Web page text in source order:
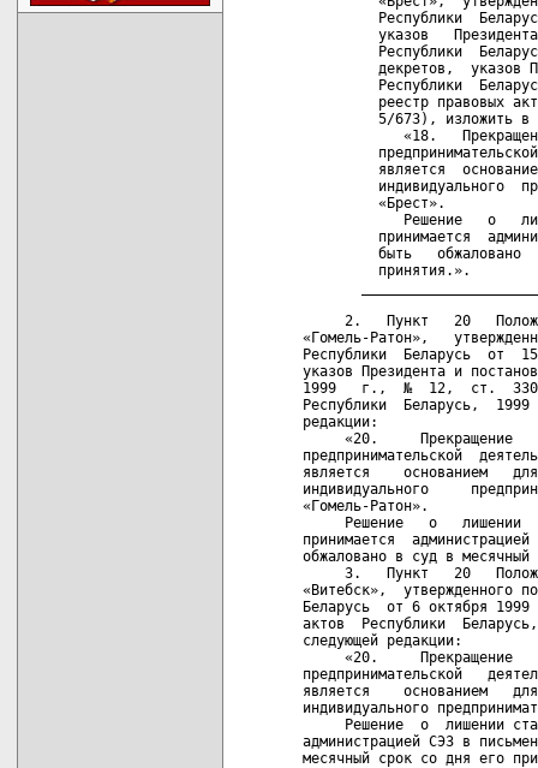
Республики
указов
Республики
декретов,  указов
Республики
реестр правовых
5/673), изложить в
«18.
является
индивидуального
         «Брест».
Решение   о
принимается
быть   обжаловано
         принятия.».
2.   Пункт   20
«Гомель-Ратон»,
Республики  Беларусь  от
указов Президента и
1999   г.,  №  12,  ст.  330;
Республики  Беларусь,
редакции:
«20.     Прекращение
предпринимательской
является    основанием
индивидуального
«Гомель-Ратон».
Решение   о   лишении
принимается
обжаловано в суд в
3.   Пункт   20
«Витебск»,  утвержденного
Беларусь  от 6 октября
актов  Республики
следующей редакции:
«20.     Прекращение
предпринимательской
является    основанием
индивидуального
Решение  о  лишении
администрацией СЭЗ в
месячный срок со дня его